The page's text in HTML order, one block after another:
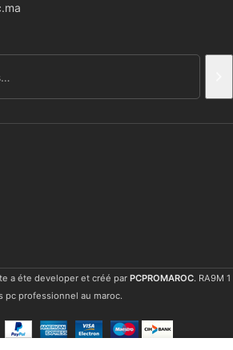
a éte developer et créé par PCPROMAROC. RA9M 1
pc professionnel au maroc.